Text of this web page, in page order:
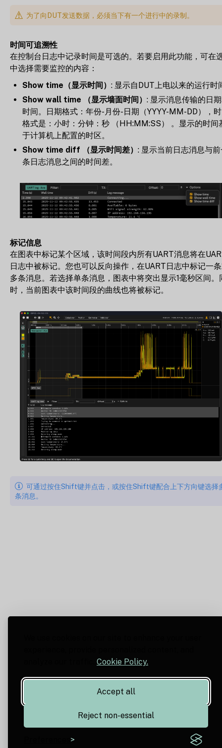
Cookie Policy.
Accept all
Reject non-essential
为了向DUT发送数据，必须当下有一个进行中的录制。
时间可追溯性
在控制台日志中记录时间是可选的。若要启用此功能，可在
中选择需要监控的内容：
Show time（显示时间） : 显示自DUT上电以来的运行时
Show wall time （显示墙面时间） : 显示消息传输的日
时间。日期格式：年份-月份-日期（YYYY-MM-DD），
格式是：小时：分钟：秒 （HH:MM:SS） 。显示的时间
于计算机上配置的时区。
Show time diff （显示时间差） : 显示当前日志消息与
条日志消息之间的时间差。
标记信息
在图表中标记某个区域，该时间段内所有UART消息将在
日志中被标记。您也可以反向操作，在UART日志中标记一
多条消息。若选择单条消息，图表中将突出显示1毫秒区间。
时，当前图表中该时间段的曲线也将被标记。
可通过按住Shift键并点击，或按住Shift键配合上下方向键选择
条消息。